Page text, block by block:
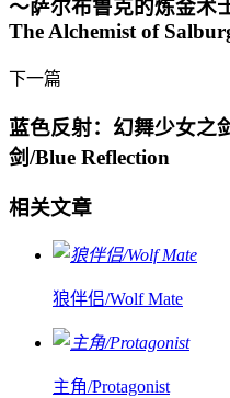
～萨尔布鲁克的炼金术
The Alchemist of
下一篇
蓝色反射：幻舞少女之
剑/Blue Reflection
相关文章
狼伴侣/Wolf Mate
主角/Protagonist